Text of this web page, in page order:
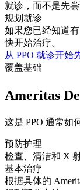
就诊，而不是先
规划就诊
如果您已经知道
快开始治疗。
从 PPO 就诊开始
覆盖基础
Ameritas
这是 PPO 通常如
预防护理
检查、清洁和 X
基本治疗
根据具体的